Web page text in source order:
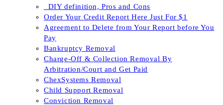
_DIY definition, Pros and Cons
Order Your Credit Report Here Just For $1
Agreement to Delete from Your Report before You
Pay
Bankruptcy Removal
Charge-Off & Collection Removal By
Arbitration/Court and Get Paid
ChexSystems Removal
Child Support Removal
Conviction Removal